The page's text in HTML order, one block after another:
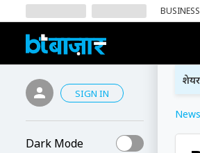
SIGN IN
Dark Mode
News